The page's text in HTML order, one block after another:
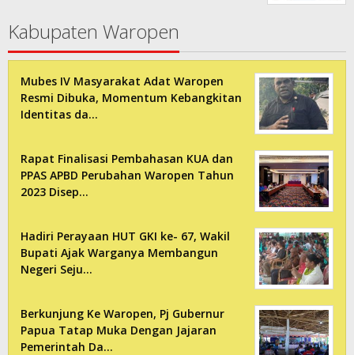
Kabupaten Waropen
Mubes IV Masyarakat Adat Waropen
Resmi Dibuka, Momentum Kebangkitan
Identitas da…
Rapat Finalisasi Pembahasan KUA dan
PPAS APBD Perubahan Waropen Tahun
2023 Disep…
Hadiri Perayaan HUT GKI ke- 67, Wakil
Bupati Ajak Warganya Membangun
Negeri Seju…
Berkunjung Ke Waropen, Pj Gubernur
Papua Tatap Muka Dengan Jajaran
Pemerintah Da…